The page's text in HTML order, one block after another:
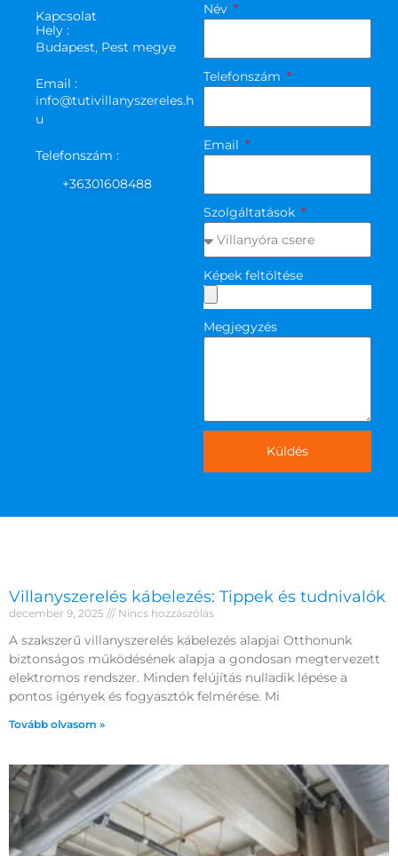
Kapcsolat
Hely :
Budapest, Pest megye
Email :
info@tutivillanyszereles.h
u
Telefonszám :
+36301608488
Név
Telefonszám
Email
Szolgáltatások
Képek feltöltése
Megjegyzés
Küldés
Villanyszerelés kábelezés: Tippek és tudnivalók
december 9, 2025 Nincs hozzászólás
A szakszerű villanyszerelés kábelezés alapjai Otthonunk
biztonságos működésének alapja a gondosan megtervezett
elektromos rendszer. Minden felújítás nulladik lépése a
pontos igények és fogyasztók felmérése. Mi
Tovább olvasom »